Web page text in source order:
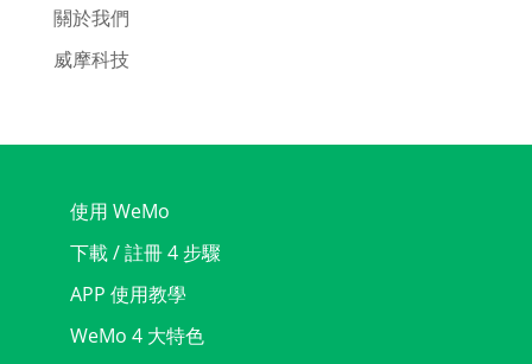
關於我們
威摩科技
使用 WeMo
下載 / 註冊 4 步驟
APP 使用教學
WeMo 4 大特色